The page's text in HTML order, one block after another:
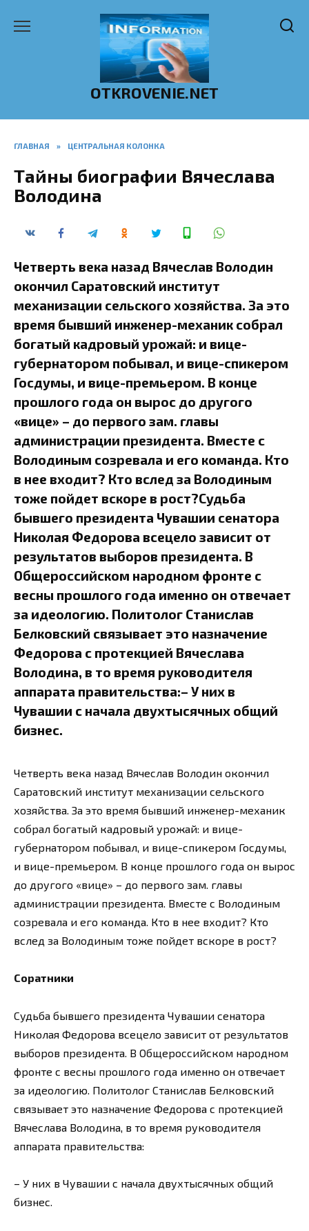
OTKROVENIE.NET
ГЛАВНАЯ » ЦЕНТРАЛЬНАЯ КОЛОНКА
Тайны биографии Вячеслава
Володина
Четверть века назад Вячеслав Володин
окончил Саратовский институт
механизации сельского хозяйства. За это
время бывший инженер-механик собрал
богатый кадровый урожай: и вице-
губернатором побывал, и вице-спикером
Госдумы, и вице-премьером. В конце
прошлого года он вырос до другого
«вице» – до первого зам. главы
администрации президента. Вместе с
Володиным созревала и его команда. Кто
в нее входит? Кто вслед за Володиным
тоже пойдет вскоре в рост?Судьба
бывшего президента Чувашии сенатора
Николая Федорова всецело зависит от
результатов выборов президента. В
Общероссийском народном фронте с
весны прошлого года именно он отвечает
за идеологию. Политолог Станислав
Белковский связывает это назначение
Федорова с протекцией Вячеслава
Володина, в то время руководителя
аппарата правительства:– У них в
Чувашии с начала двухтысячных общий
бизнес.
Четверть века назад Вячеслав Володин окончил
Саратовский институт механизации сельского
хозяйства. За это время бывший инженер-механик
собрал богатый кадровый урожай: и вице-
губернатором побывал, и вице-спикером Госдумы,
и вице-премьером. В конце прошлого года он вырос
до другого «вице» – до первого зам. главы
администрации президента. Вместе с Володиным
созревала и его команда. Кто в нее входит? Кто
вслед за Володиным тоже пойдет вскоре в рост?
Соратники
Судьба бывшего президента Чувашии сенатора
Николая Федорова всецело зависит от результатов
выборов президента. В Общероссийском народном
фронте с весны прошлого года именно он отвечает
за идеологию. Политолог Станислав Белковский
связывает это назначение Федорова с протекцией
Вячеслава Володина, в то время руководителя
аппарата правительства:
– У них в Чувашии с начала двухтысячных общий
бизнес.